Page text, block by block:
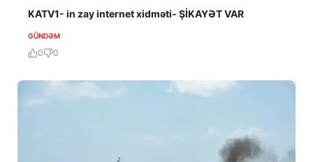
KATV1- in zay internet xidməti- ŞİKAYƏT VAR
GÜNDƏM
0 0